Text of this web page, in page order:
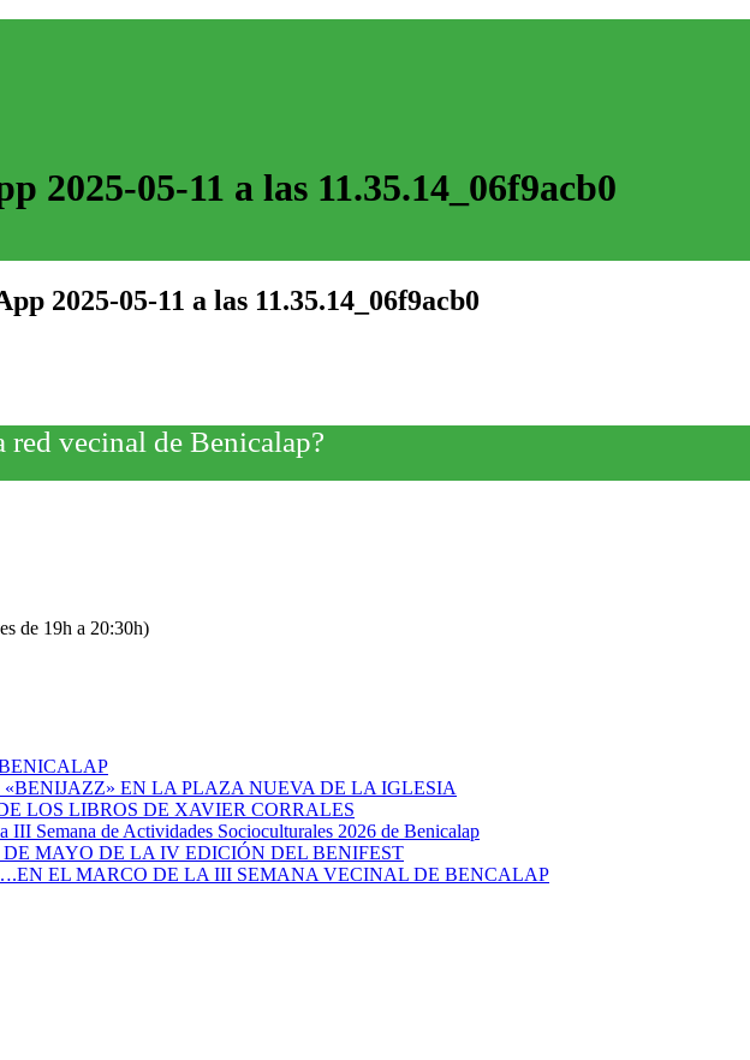
2025-05-11 a las 11.35.14_06f9acb0
2025-05-11 a las 11.35.14_06f9acb0
red vecinal de Benicalap?
de 19h a 20:30h)
EN LA PLAZA NUEVA DE LA IGLESIA
LOS LIBROS DE XAVIER CORRALES
Semana de Actividades Socioculturales 2026 de Benicalap
DE MAYO DE LA IV EDICIÓN DEL BENIFEST
EL MARCO DE LA III SEMANA VECINAL DE BENCALAP